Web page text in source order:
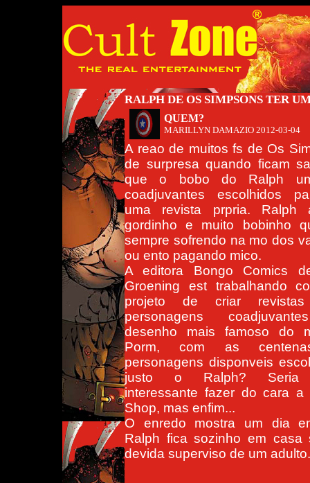
RALPH DE OS SIMPSONS TER
QUEM?
MARILLYN DAMAZIO 2012-03-04
A reao de muitos fs de Os
de surpresa quando ficam
que o bobo do Ralph
coadjuvantes escolhidos
uma revista prpria. Ralph
gordinho e muito bobinho
sempre sofrendo na mo dos
ou ento pagando mico.
A editora Bongo Comics
Groening est trabalhando
projeto de criar
personagens
desenho mais famoso do
Porm, com as
personagens disponveis
justo o Ralph? Seria
interessante fazer do cara a
Shop, mas enfim...
O enredo mostra um dia
Ralph fica sozinho em casa
devida superviso de um adulto.